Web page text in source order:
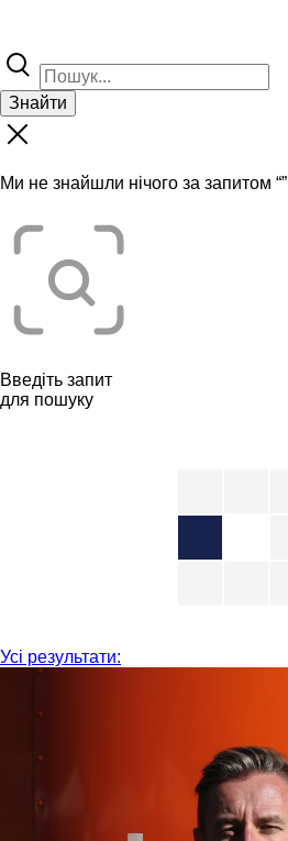
Знайти
Ми не знайшли нічого за запитом “”
Введіть запит
для пошуку
Усі результати: